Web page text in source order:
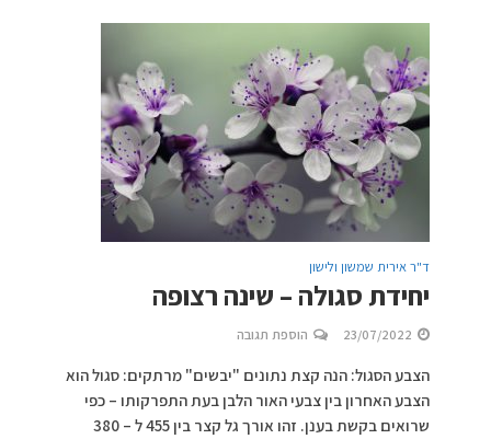
ד"ר אירית שמשון ולישון
יחידת סגולה – שינה רצופה
23/07/2022 הוספת תגובה
הצבע הסגול: הנה קצת נתונים "יבשים" מרתקים: סגול הוא
הצבע האחרון בין צבעי האור הלבן בעת התפרקותו – כפי
שרואים בקשת בענן. זהו אורך גל קצר בין 455 ל – 380